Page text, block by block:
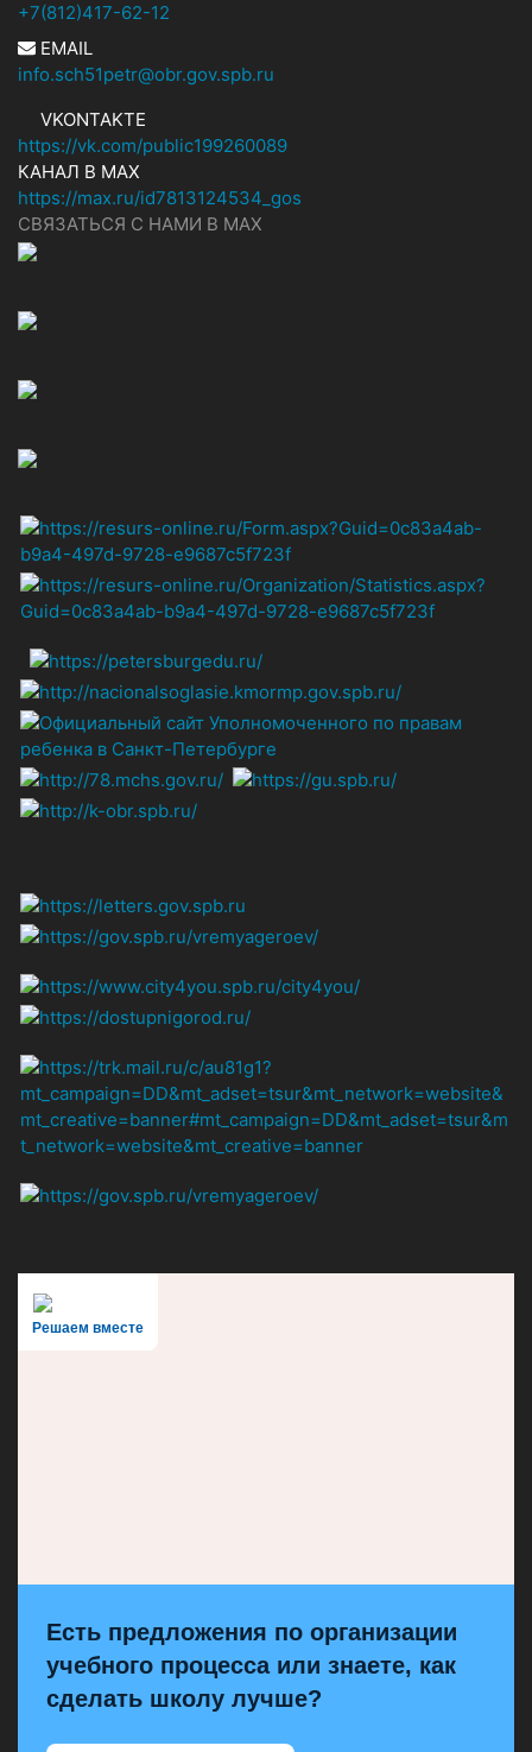
+7(812)417-62-12
EMAIL
info.sch51petr@obr.gov.spb.ru
VKONTAKTE
https://vk.com/public199260089
КАНАЛ В MAX
https://max.ru/id7813124534_gos
СВЯЗАТЬСЯ С НАМИ В МАХ
Решаем вместе
Есть предложения по организации
учебного процесса или знаете, как
сделать школу лучше?